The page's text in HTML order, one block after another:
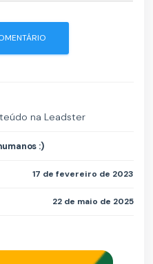
na Leadster
:)
17 de fevereiro de 2023
22 de maio de 2025